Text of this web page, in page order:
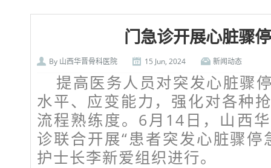
门急诊开展心脏骤
By 山西华晋骨科医院 15 Jun, 2024 新闻动态
提高医务人员对突发心脏骤
水平、应变能力，强化对各种
流程熟练度。6月14日，山西
诊联合开展“患者突发心脏骤
护士长李新爱组织进行。